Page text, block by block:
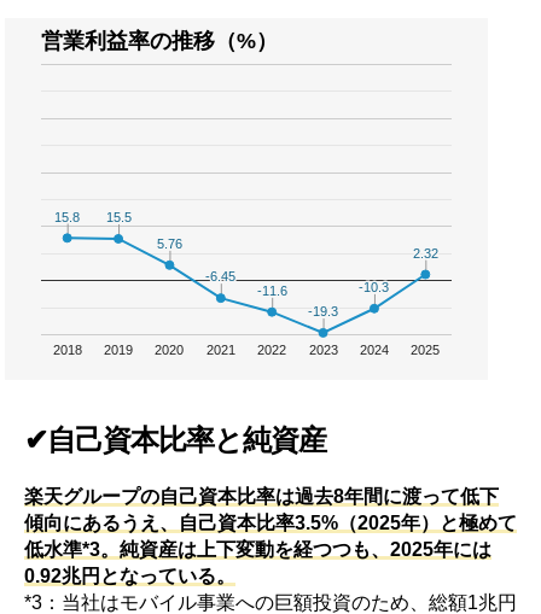
営業利益率の推移（%）
2018 2019 2020 2021 2022 2023 2024 2025
15.8
15.8 15.5
15.5
5.76
5.76
-6.45
-6.45
-11.6
-11.6
-19.3
-19.3
-10.3
-10.3
2.32
2.32
✔自己資本比率と純資産
楽天グループの自己資本比率は過去8年間に渡って低下
傾向にあるうえ、自己資本比率3.5%（2025年）と極めて
低水準*3。純資産は上下変動を経つつも、2025年には
0.92兆円となっている。
*3：当社はモバイル事業への巨額投資のため、総額1兆円